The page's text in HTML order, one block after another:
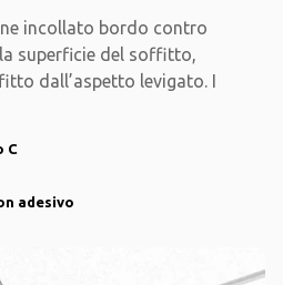
incollato bordo contro
superficie del soffitto,
dall’aspetto levigato. I
C
adesivo